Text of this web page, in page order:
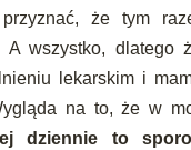
że tym
A wszystko, dlatego
lekarskim i
na to, że w
dziennie to